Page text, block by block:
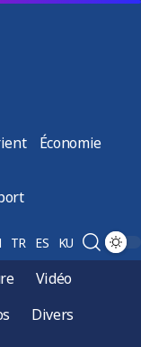
Économie
TR ES KU
Vidéo
Divers